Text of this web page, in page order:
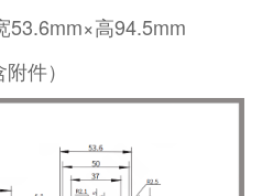
53.6mm×高94.5mm
件）